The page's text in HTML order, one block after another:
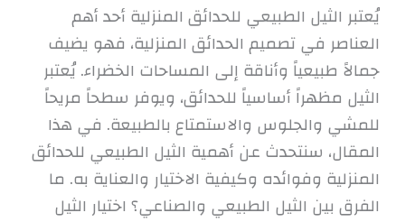
يُعتبر الثيل الطبيعي للحدائق المنزلية أحد أهم
العناصر في تصميم الحدائق المنزلية، فهو يضيف
جمالاً طبيعياً وأناقة إلى المساحات الخضراء. يُعتبر
الثيل مظهراً أساسياً للحدائق، ويوفر سطحاً مريحاً
للمشي والجلوس والاستمتاع بالطبيعة. في هذا
المقال، سنتحدث عن أهمية الثيل الطبيعي للحدائق
المنزلية وفوائده وكيفية الاختيار والعناية به. ما
الفرق بين الثيل الطبيعي والصناعي؟ اختيار الثيل